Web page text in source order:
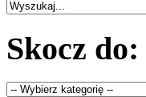
Skocz do: